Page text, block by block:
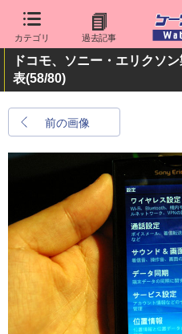
カテゴリ 過去記事
ドコモ、ソニー・エリクソ
表(58/80)
前の画像